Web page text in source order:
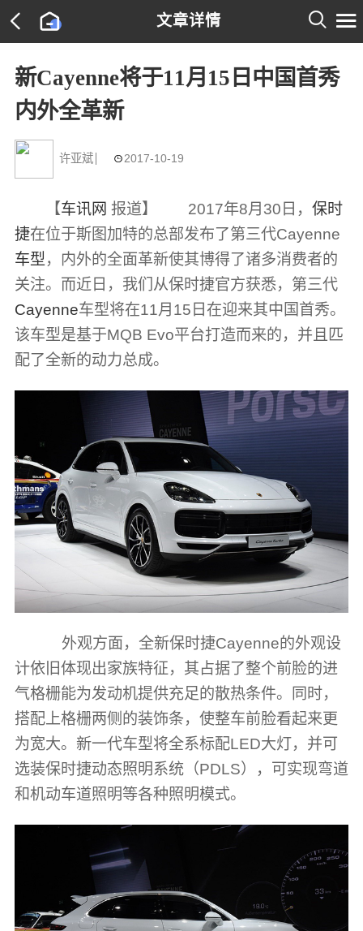
文章详情  
新Cayenne将于11月15日中国首秀
内外全革新
许亚斌 2017-10-19
【车讯网 报道】 2017年8月30日， 保时
捷在位于斯图加特的总部发布了第三代Cayenne
车型 ，内外的全面革新使其博得了诸多消费者的
关注。而近日，我们从保时捷官方获悉，第三代
Cayenne车型将在11月15日在迎来其中国首秀。
该车型是基于MQB Evo平台打造而来的，并且匹
配了全新的动力总成。
外观方面，全新保时捷Cayenne的外观设
计依旧体现出家族特征，其占据了整个前脸的进
气格栅能为发动机提供充足的散热条件。同时，
搭配上格栅两侧的装饰条，使整车前脸看起来更
为宽大。新一代车型将全系标配LED大灯，并可
选装保时捷动态照明系统（PDLS），可实现弯道
和机动车道照明等各种照明模式。